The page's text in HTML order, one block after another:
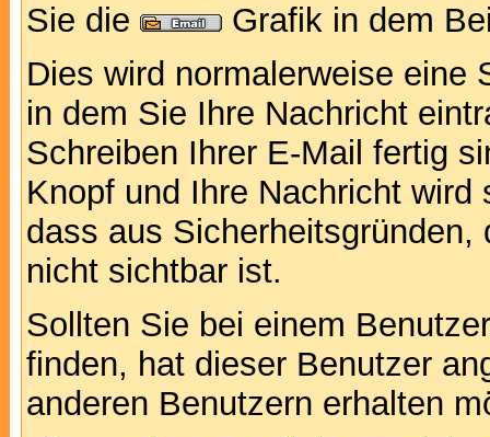
Sie die
Grafik in dem
Dies wird normalerweise eine
in dem Sie Ihre Nachricht
Schreiben Ihrer E-Mail fertig
Knopf und Ihre Nachricht
dass aus
nicht sichtbar ist.
Sollten Sie bei einem
finden, hat dieser Benutzer
anderen Benutzern erhalten